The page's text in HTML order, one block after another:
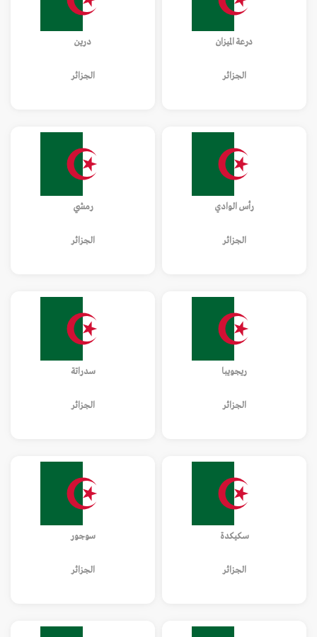
درعة الميزان
الجزائر
درين
الجزائر
رأس الوادي
الجزائر
رمشي
الجزائر
ريجويبا
الجزائر
سدراتة
الجزائر
سكيكدة
الجزائر
سوجور
الجزائر